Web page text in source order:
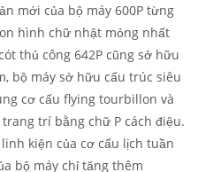
mới của bộ máy 600P từng
hình chữ nhật mỏng nhất
thủ công 642P cũng sở hữu
bộ máy sở hữu cấu trúc siêu
cơ cấu flying tourbillon và
trí bằng chữ P cách điệu.
kiện của cơ cấu lịch tuần
bộ máy chỉ tăng thêm